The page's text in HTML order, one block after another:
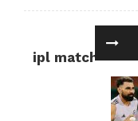
ipl match